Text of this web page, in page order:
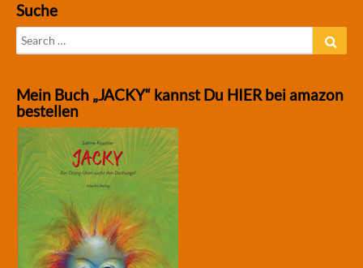
Suche
Search
for:
Mein Buch „JACKY“ kannst Du HIER bei amazon
bestellen